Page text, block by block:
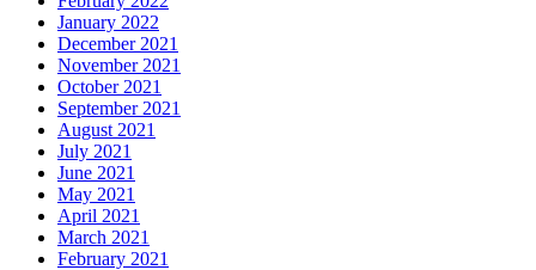
January 2022
December 2021
November 2021
October 2021
September 2021
August 2021
July 2021
June 2021
May 2021
April 2021
March 2021
February 2021